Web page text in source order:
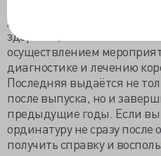
добровольческой
здоровья, связанной с
осуществлением
диагностике и лечению
Последняя выдаётся не
после выпуска, но и
предыдущие годы. Если
ординатуру не сразу
получить справку и